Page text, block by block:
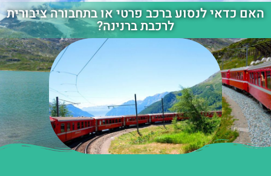
האם כדאי לנסוע ברכב פרטי או בתחבורה ציבורית
לרכבת ברנינה?